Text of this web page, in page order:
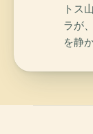
トス
ラが
を静